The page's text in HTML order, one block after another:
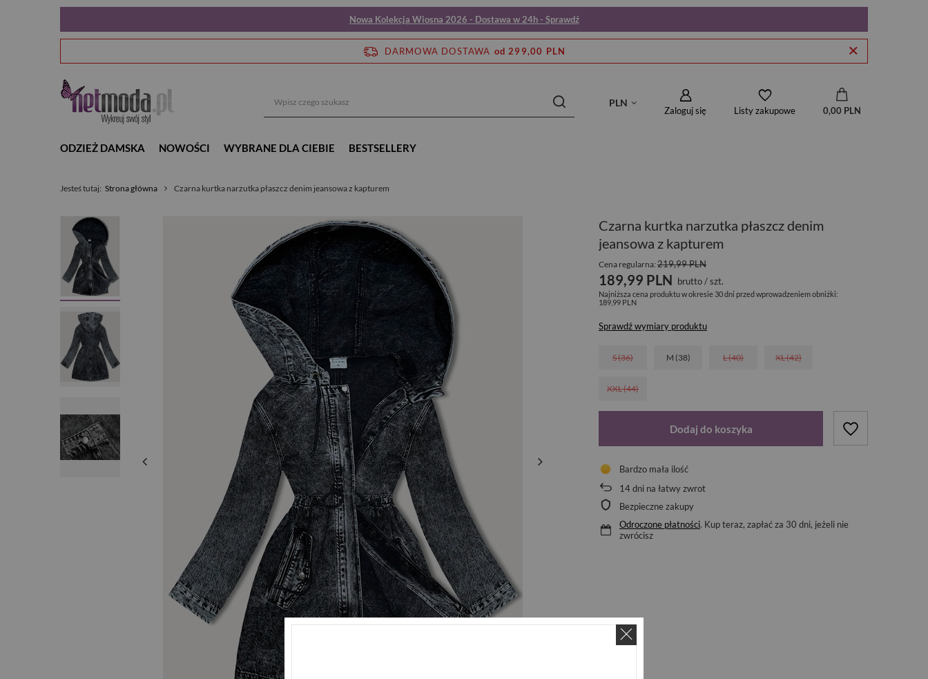
Nowa Kolekcja Wiosna 2026 - Dostawa w 24h - Sprawdź
DARMOWA DOSTAWA od 299,00 PLN
PLN
Zaloguj się Listy zakupowe 0,00 PLN
ODZIEŻ DAMSKA NOWOŚCI WYBRANE DLA CIEBIE BESTSELLERY
Jesteś tutaj: Strona główna Czarna kurtka narzutka płaszcz denim jeansowa z kapturem
Czarna kurtka narzutka płaszcz denim
jeansowa z kapturem
Cena regularna:219,99 PLN
189,99 PLN brutto/szt.
Najniższa cena produktu w okresie 30 dni przed wprowadzeniem obniżki:
189,99 PLN
Sprawdź wymiary produktu
S (36) M (38) L (40) XL (42)
XXL (44)
Dodaj do koszyka
Bardzo mała ilość
14dni na łatwy zwrot
Bezpieczne zakupy
Odroczone płatności. Kup teraz, zapłać za 30 dni, jeżeli nie
zwrócisz